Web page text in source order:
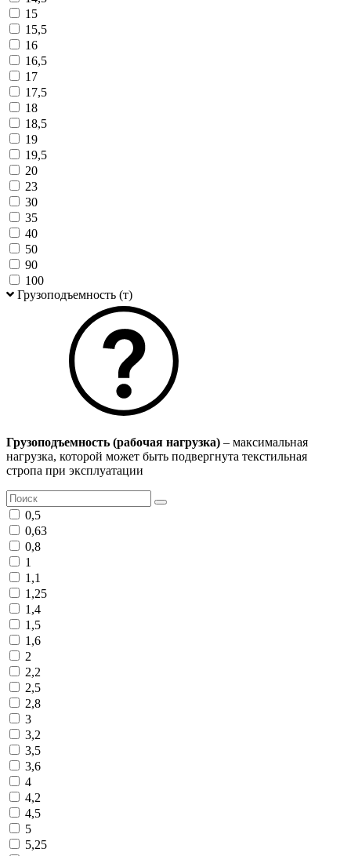
15
15,5
16
16,5
17
17,5
18
18,5
19
19,5
20
23
30
35
40
50
90
100
Грузоподъемность (т)
Грузоподъемность (рабочая нагрузка) – максимальная
нагрузка, которой может быть подвергнута текстильная
стропа при эксплуатации
0,5
0,63
0,8
1
1,1
1,25
1,4
1,5
1,6
2
2,2
2,5
2,8
3
3,2
3,5
3,6
4
4,2
4,5
5
5,25